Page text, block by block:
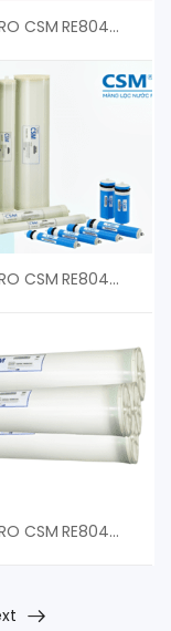
Màng RO CSM RE8040-FLF34 – An Vi Group
Màng RO CSM RE8040-FLR – Phân Phối Chính Hãng
Màng RO CSM RE8040-FLR440 – Giá Tốt Cho Khách Hàng